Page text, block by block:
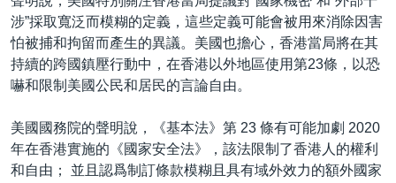
涉”採取寬泛而模糊的定義，這些定義可能會被用來消除因害
怕被捕和拘留而產生的異議。美國也擔心，香港當局將在其
持續的跨國鎮壓行動中，在香港以外地區使用第23條，以恐
嚇和限制美國公民和居民的言論自由。
美國國務院的聲明說，《基本法》第 23 條有可能加劇 2020
年在香港實施的《國家安全法》，該法限制了香港人的權利
和自由； 並且認爲制訂條款模糊且具有域外效力的額外國家